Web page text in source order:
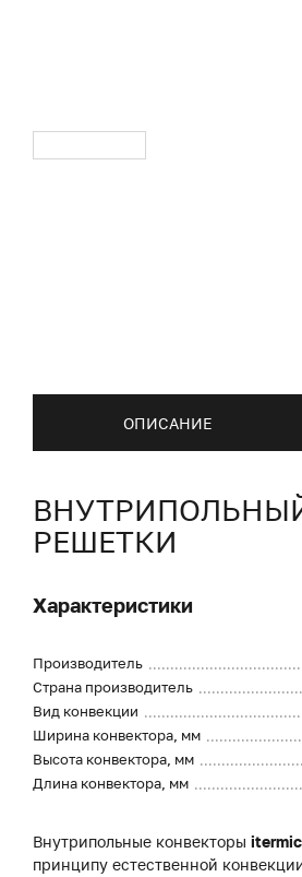
ОПИСАНИЕ
ВНУТРИПОЛЬНЫЙ
РЕШЕТКИ
Характеристики
Производитель
Страна производитель
Вид конвекции
Ширина конвектора, мм
Высота конвектора, мм
Длина конвектора, мм
Внутрипольные конвекторы itermic
принципу естественной